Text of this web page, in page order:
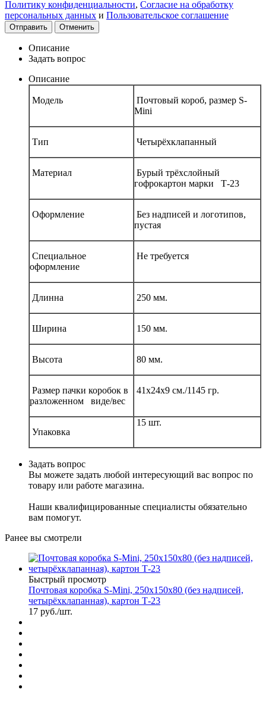
Политику конфиденциальности, Согласие на обработку
персональных данных и Пользовательское соглашение
Отправить Отменить
Описание
Задать вопрос
Описание
Модель
Почтовый короб, размер S-
Mini
Тип Четырёхклапанный
Материал
Бурый трёхслойный
гофрокартон марки Т-23
Оформление
Без надписей и логотипов,
пустая
Специальное
оформление
Не требуется
Длинна 250 мм.
Ширина 150 мм.
Высота 80 мм.
Размер пачки коробок в
разложенном виде/вес
41х24х9 см./1145 гр.
Упаковка
15 шт.
Задать вопрос
Вы можете задать любой интересующий вас вопрос по
товару или работе магазина.
Наши квалифицированные специалисты обязательно
вам помогут.
Ранее вы смотрели
Быстрый просмотр
Почтовая коробка S-Mini, 250х150х80 (без надписей,
четырёхклапанная), картон Т-23
17 руб./шт.